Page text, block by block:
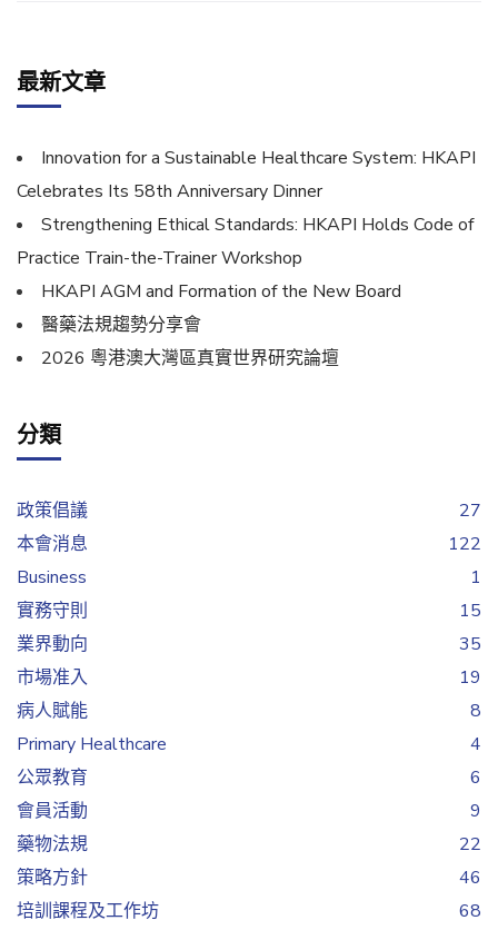
最新文章
Innovation for a Sustainable Healthcare System: HKAPI
Celebrates Its 58th Anniversary Dinner
Strengthening Ethical Standards: HKAPI Holds Code of
Practice Train-the-Trainer Workshop
HKAPI AGM and Formation of the New Board
醫藥法規趨勢分享會
2026 粵港澳大灣區真實世界研究論壇
分類
政策倡議
27
本會消息
122
Business
1
實務守則
15
業界動向
35
市場准入
19
病人賦能
8
Primary Healthcare
4
公眾教育
6
會員活動
9
藥物法規
22
策略方針
46
培訓課程及工作坊
68